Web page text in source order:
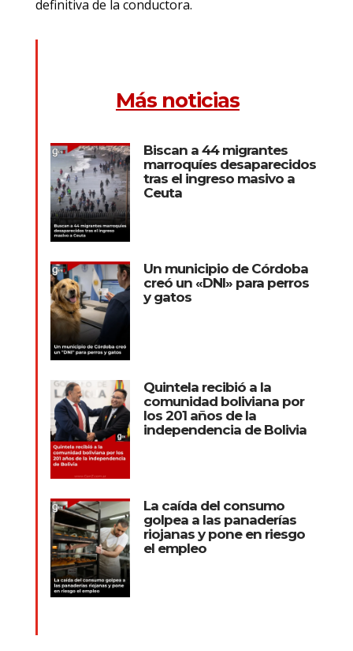
definitiva de la conductora.
Más noticias
Biscan a 44 migrantes
marroquíes desaparecidos
tras el ingreso masivo a
Ceuta
Un municipio de Córdoba
creó un «DNI» para perros
y gatos
Quintela recibió a la
comunidad boliviana por
los 201 años de la
independencia de Bolivia
La caída del consumo
golpea a las panaderías
riojanas y pone en riesgo
el empleo